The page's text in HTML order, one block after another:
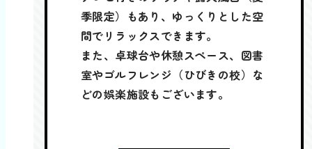
季限定）もあり、ゆっくりとした空
間でリラックスできます。
また、卓球台や休憩スペース、図書
室やゴルフレンジ（ひびきの校）な
どの娯楽施設もございます。